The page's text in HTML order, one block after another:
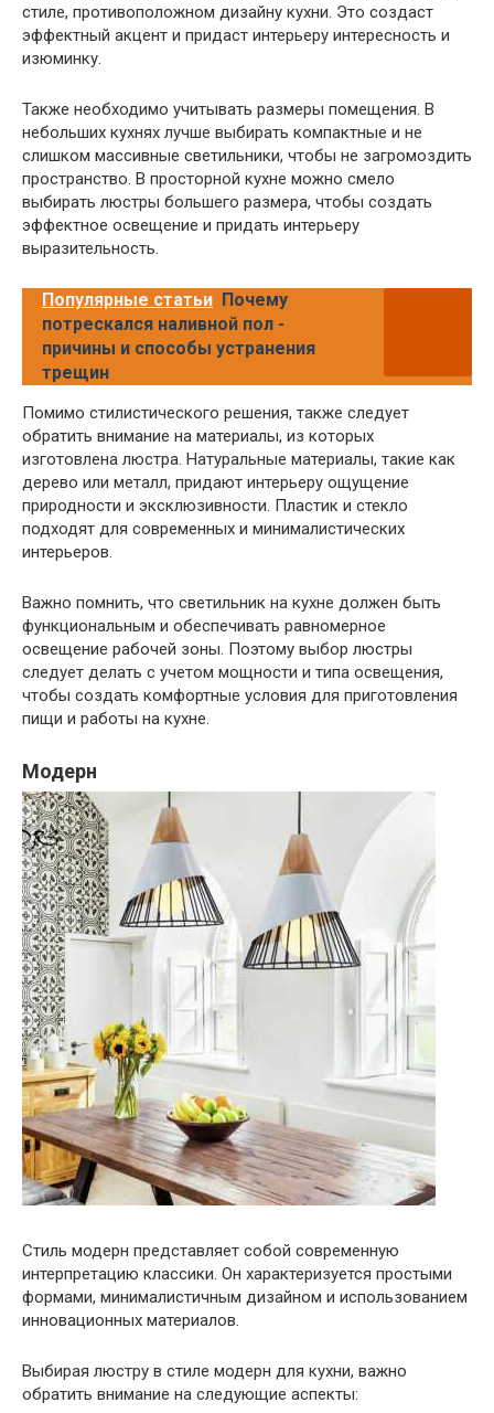
стиле, противоположном дизайну кухни. Это создаст
эффектный акцент и придаст интерьеру интересность и
изюминку.
Также необходимо учитывать размеры помещения. В
небольших кухнях лучше выбирать компактные и не
слишком массивные светильники, чтобы не загромоздить
пространство. В просторной кухне можно смело
выбирать люстры большего размера, чтобы создать
эффектное освещение и придать интерьеру
выразительность.
Популярные статьи Почему
потрескался наливной пол -
причины и способы устранения
трещин
Помимо стилистического решения, также следует
обратить внимание на материалы, из которых
изготовлена люстра. Натуральные материалы, такие как
дерево или металл, придают интерьеру ощущение
природности и эксклюзивности. Пластик и стекло
подходят для современных и минималистических
интерьеров.
Важно помнить, что светильник на кухне должен быть
функциональным и обеспечивать равномерное
освещение рабочей зоны. Поэтому выбор люстры
следует делать с учетом мощности и типа освещения,
чтобы создать комфортные условия для приготовления
пищи и работы на кухне.
Модерн
Стиль модерн представляет собой современную
интерпретацию классики. Он характеризуется простыми
формами, минималистичным дизайном и использованием
инновационных материалов.
Выбирая люстру в стиле модерн для кухни, важно
обратить внимание на следующие аспекты: